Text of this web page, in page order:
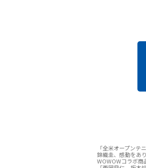
ページTOPへ
「全米オープン
錦織圭、感動をあ
WOWOWコラボ